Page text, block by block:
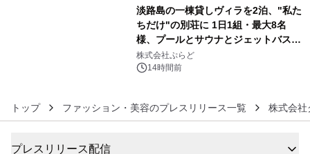
淡路島の一棟貸しヴィラを2泊、"私た
ちだけ"の別荘に 1日1組・最大8名
様、プールとサウナとジェットバス付
きで Villa Mon Temps AWAJIの連泊
素泊りプラン
株式会社ぷらど
14時間前
トップ ファッション・美容のプレスリリース一覧 株式会社
プレスリリース配信